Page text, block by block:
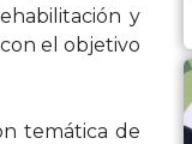
y
el objetivo
temática de